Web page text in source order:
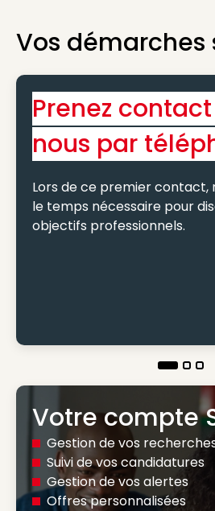
Vos
Prenez
nous par
Lors de ce premier contact,
le temps nécessaire pour
objectifs professionnels.
Votre compte
Gestion de vos
Suivi de vos candidatures
Gestion de vos alertes
Offres personnalisées